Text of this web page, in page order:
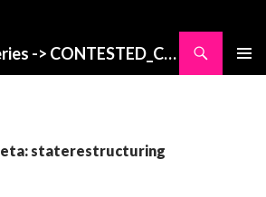
Working Paper Series -> CONTESTED_CITIES
staterestructuring